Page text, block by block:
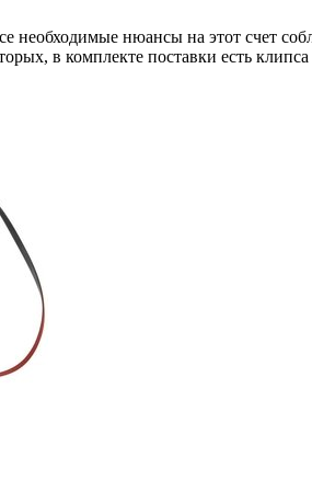
необходимые нюансы на этот счет
в комплекте поставки есть